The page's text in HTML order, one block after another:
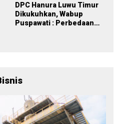
DPC Hanura Luwu Timur
Dikukuhkan, Wabup
Puspawati : Perbedaan